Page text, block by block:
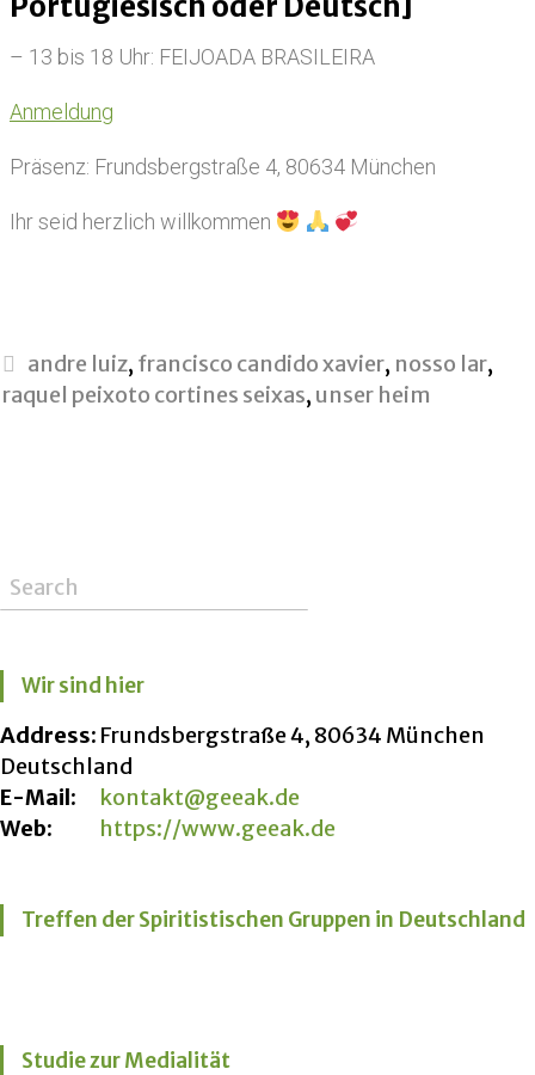
– 13 bis 18 Uhr: FEIJOADA BRASILEIRA
Anmeldung
Präsenz: Frundsbergstraße 4, 80634 München
Ihr seid herzlich willkommen
andre luiz, francisco candido xavier, nosso lar,
raquel peixoto cortines seixas, unser heim
Wir sind hier
Address: Frundsbergstraße 4, 80634 München
Deutschland
E-Mail:
kontakt@geeak.de
Web:
https://www.geeak.de
Treffen der Spiritistischen Gruppen in Deutschland
Studie zur Medialität